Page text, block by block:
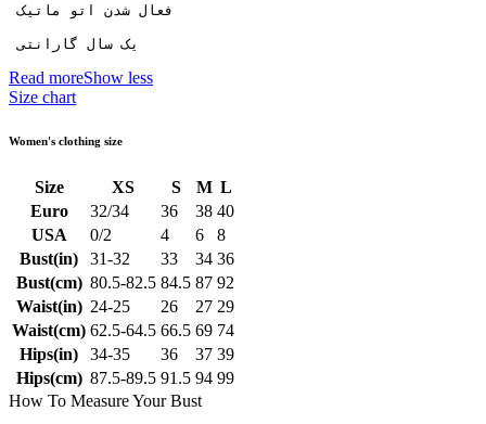
فعال شدن اتو ماتیک
یک سال گارانتی
Read moreShow less
Size chart
Women's clothing size
Size XS S M L
Euro
32/34 36 38 40
USA
0/2 4 6
8
Bust(in)
31-32 33 34 36
Bust(cm) 80.5-82.5 84.5 87 92
Waist(in) 24-25 26 27 29
Waist(cm) 62.5-64.5 66.5 69 74
Hips(in)
34-35 36 37 39
Hips(cm) 87.5-89.5 91.5 94 99
How To Measure Your Bust